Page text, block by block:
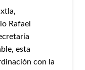
Rafael
esta
con la